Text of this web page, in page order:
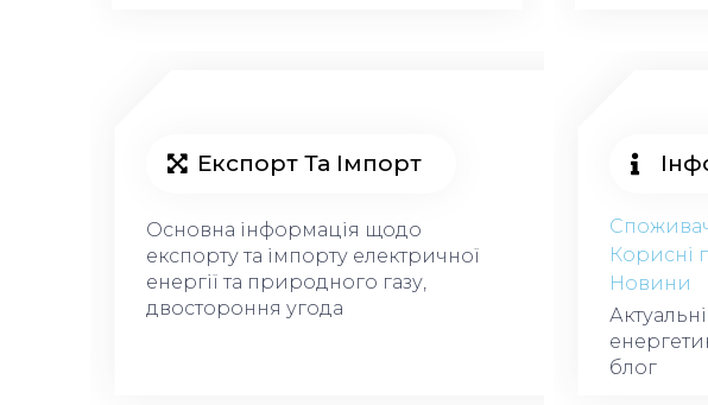
Експорт Та Імпорт
Основна інформація щодо
експорту та імпорту електричної
енергії та природного газу,
двостороння угода
Корисні
Новини
блог